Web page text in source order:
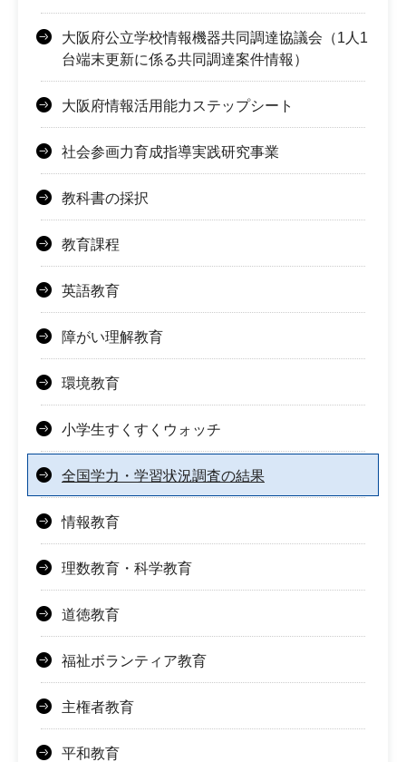
大阪府公立学校情報機器共同調達協議会（1人1
台端末更新に係る共同調達案件情報）
大阪府情報活用能力ステップシート
社会参画力育成指導実践研究事業
教科書の採択
教育課程
英語教育
障がい理解教育
環境教育
小学生すくすくウォッチ
全国学力・学習状況調査の結果
情報教育
理数教育・科学教育
道徳教育
福祉ボランティア教育
主権者教育
平和教育